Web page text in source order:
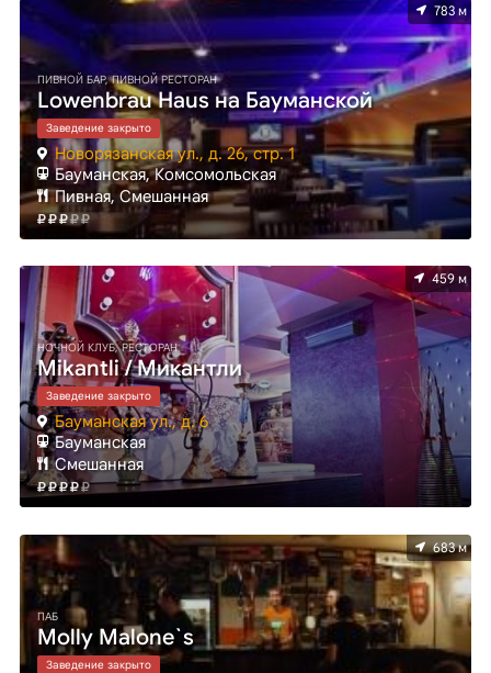
783 м
ПИВНОЙ БАР, ПИВНОЙ РЕСТОРАН
Lowenbrau Haus на Бауманской
Заведение закрыто
Новорязанская ул., д. 26, стр. 1
Бауманская, Комсомольская
Пивная, Смешанная
459 м
НОЧНОЙ КЛУБ, РЕСТОРАН
Mikantli / Микантли
Заведение закрыто
Бауманская ул., д. 6
Бауманская
Смешанная
683 м
ПАБ
Molly Malone`s
Заведение закрыто